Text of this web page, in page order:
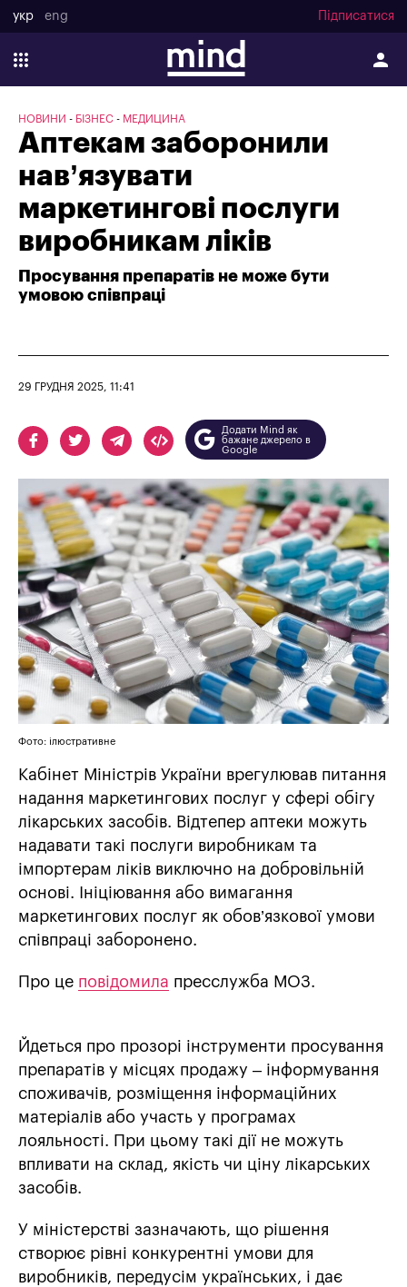
укр eng Підписатися
НОВИНИ БІЗНЕС МЕДИЦИНА
Аптекам заборонили
нав’язувати
маркетингові послуги
виробникам ліків
Просування препаратів не може бути
умовою співпраці
29 ГРУДНЯ 2025, 11:41
Додати Mind як
бажане джерело в
Google
Фото: ілюстративне
Кабінет Міністрів України врегулював питання
надання маркетингових послуг у сфері обігу
лікарських засобів. Відтепер аптеки можуть
надавати такі послуги виробникам та
імпортерам ліків виключно на добровільній
основі. Ініціювання або вимагання
маркетингових послуг як обов’язкової умови
співпраці заборонено.
Про це повідомила пресслужба МОЗ.
Йдеться про прозорі інструменти просування
препаратів у місцях продажу – інформування
споживачів, розміщення інформаційних
матеріалів або участь у програмах
лояльності. При цьому такі дії не можуть
впливати на склад, якість чи ціну лікарських
засобів.
У міністерстві зазначають, що рішення
створює рівні конкурентні умови для
виробників, передусім українських, і дає